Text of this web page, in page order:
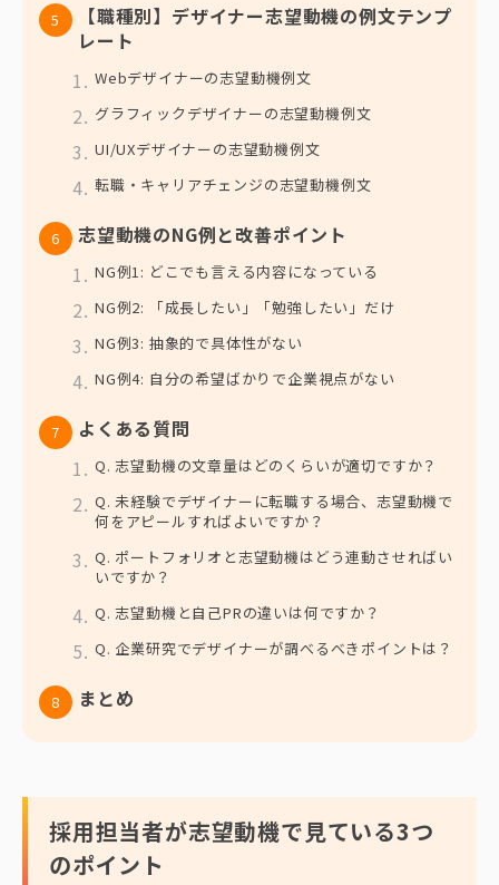
【職種別】デザイナー志望動機の例文テンプ
レート
Webデザイナーの志望動機例文
グラフィックデザイナーの志望動機例文
UI/UXデザイナーの志望動機例文
転職・キャリアチェンジの志望動機例文
志望動機のNG例と改善ポイント
NG例1: どこでも言える内容になっている
NG例2: 「成長したい」「勉強したい」だけ
NG例3: 抽象的で具体性がない
NG例4: 自分の希望ばかりで企業視点がない
よくある質問
Q. 志望動機の文章量はどのくらいが適切ですか？
Q. 未経験でデザイナーに転職する場合、志望動機で
何をアピールすればよいですか？
Q. ポートフォリオと志望動機はどう連動させればい
いですか？
Q. 志望動機と自己PRの違いは何ですか？
Q. 企業研究でデザイナーが調べるべきポイントは？
まとめ
採用担当者が志望動機で見ている3つ
のポイント